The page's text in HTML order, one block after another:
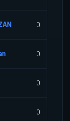
0
0
0
0